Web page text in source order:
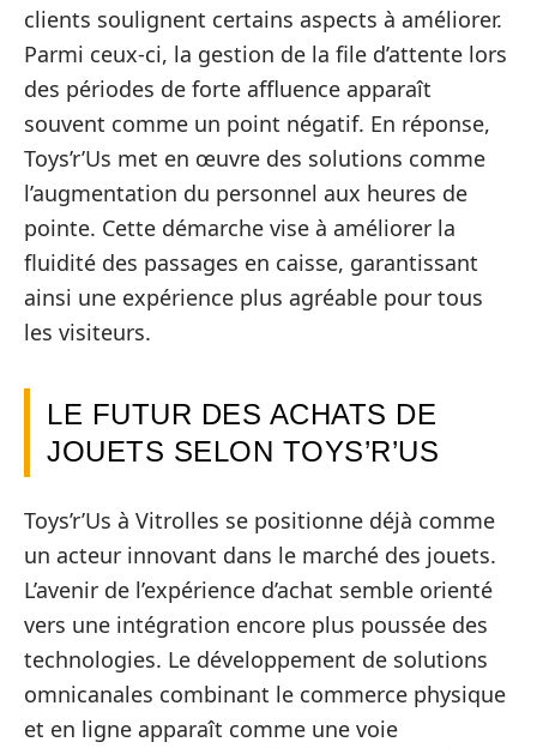
clients soulignent certains aspects à améliorer.
Parmi ceux-ci, la gestion de la file d’attente lors
des périodes de forte affluence apparaît
souvent comme un point négatif. En réponse,
Toys’r’Us met en œuvre des solutions comme
l’augmentation du personnel aux heures de
pointe. Cette démarche vise à améliorer la
fluidité des passages en caisse, garantissant
ainsi une expérience plus agréable pour tous
les visiteurs.
LE FUTUR DES ACHATS DE
JOUETS SELON TOYS’R’US
Toys’r’Us à Vitrolles se positionne déjà comme
un acteur innovant dans le marché des jouets.
L’avenir de l’expérience d’achat semble orienté
vers une intégration encore plus poussée des
technologies. Le développement de solutions
omnicanales combinant le commerce physique
et en ligne apparaît comme une voie